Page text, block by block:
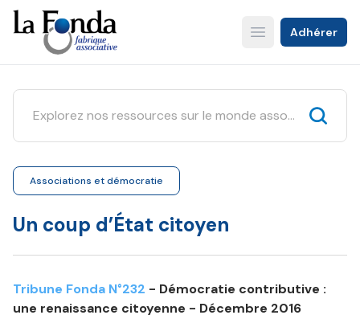
Aller
au
contenu
principal
Open main menu
Adhérer
Associations et démocratie
Un coup d’État citoyen
Tribune Fonda N°232 - Démocratie contributive :
une renaissance citoyenne - Décembre 2016